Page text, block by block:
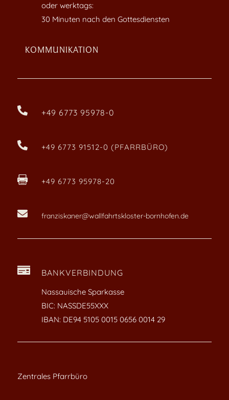
oder werktags:
30 Minuten nach den Gottesdiensten
KOMMUNIKATION
 +49 6773 95978-0
 +49 6773 91512-0 (PFARRBÜRO)
 +49 6773 95978-20
 franziskaner@wallfahrtskloster-bornhofen.de
 BANKVERBINDUNG
Nassauische Sparkasse
BIC: NASSDE55XXX
IBAN: DE94 5105 0015 0656 0014 29
Zentrales Pfarrbüro